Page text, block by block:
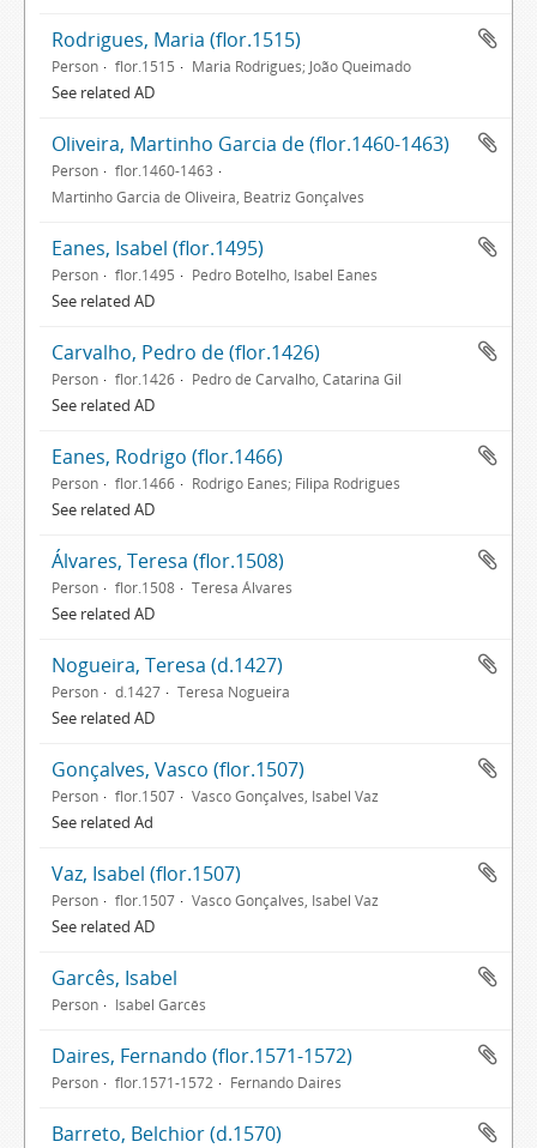
Rodrigues, Maria (flor.1515)
Person flor.1515 Maria Rodrigues; João Queimado
See related AD
Oliveira, Martinho Garcia de (flor.1460-1463)
Person
flor.1460-1463
Martinho Garcia de Oliveira, Beatriz Gonçalves
Eanes, Isabel (flor.1495)
Person flor.1495 Pedro Botelho, Isabel Eanes
See related AD
Carvalho, Pedro de (flor.1426)
Person flor.1426 Pedro de Carvalho, Catarina Gil
See related AD
Eanes, Rodrigo (flor.1466)
Person flor.1466 Rodrigo Eanes; Filipa Rodrigues
See related AD
Álvares, Teresa (flor.1508)
Person flor.1508 Teresa Álvares
See related AD
Nogueira, Teresa (d.1427)
Person d.1427 Teresa Nogueira
See related AD
Gonçalves, Vasco (flor.1507)
Person flor.1507 Vasco Gonçalves, Isabel Vaz
See related Ad
Vaz, Isabel (flor.1507)
Person flor.1507 Vasco Gonçalves, Isabel Vaz
See related AD
Garcês, Isabel
Person Isabel Garcês
Daires, Fernando (flor.1571-1572)
Person flor.1571-1572 Fernando Daires
Barreto, Belchior (d.1570)